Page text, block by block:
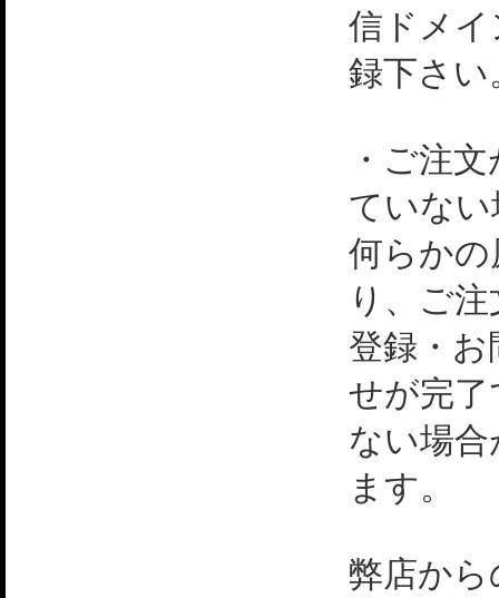
信ドメ
録下さい
・ご注
ていない
何らか
り、ご
登録・
せが完
ない場
ます。
弊店か